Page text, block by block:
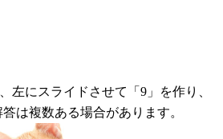
左にスライドさせて「9」を作り、
は複数ある場合があります。